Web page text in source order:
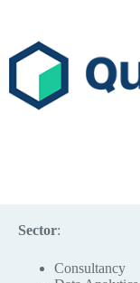
Sector:
Consultancy